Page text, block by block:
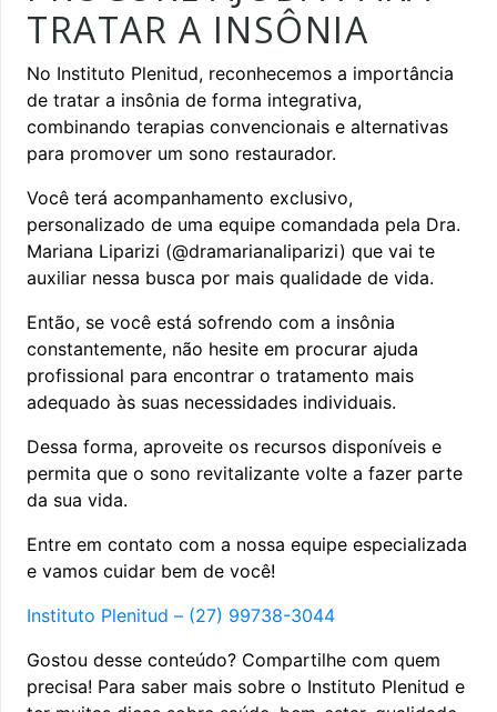
TRATAR A INSÔNIA
No Instituto Plenitud, reconhecemos a importância
de tratar a insônia de forma integrativa,
combinando terapias convencionais e alternativas
para promover um sono restaurador.
Você terá acompanhamento exclusivo,
personalizado de uma equipe comandada pela Dra.
Mariana Liparizi (@dramarianaliparizi) que vai te
auxiliar nessa busca por mais qualidade de vida.
Então, se você está sofrendo com a insônia
constantemente, não hesite em procurar ajuda
profissional para encontrar o tratamento mais
adequado às suas necessidades individuais.
Dessa forma, aproveite os recursos disponíveis e
permita que o sono revitalizante volte a fazer parte
da sua vida.
Entre em contato com a nossa equipe especializada
e vamos cuidar bem de você!
Instituto Plenitud – (27) 99738-3044
Gostou desse conteúdo? Compartilhe com quem
precisa! Para saber mais sobre o Instituto Plenitud e